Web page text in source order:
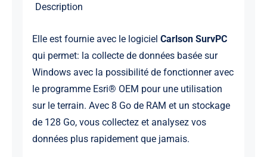
Description
Elle est fournie avec le logiciel Carlson SurvPC
qui permet: la collecte de données basée sur
Windows avec la possibilité de fonctionner avec
le programme Esri® OEM pour une utilisation
sur le terrain. Avec 8 Go de RAM et un stockage
de 128 Go, vous collectez et analysez vos
données plus rapidement que jamais.